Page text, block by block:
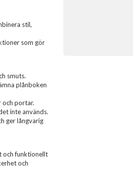
stil,
som gör
smuts.
plånboken
och portar.
inte används.
ger långvarig
och funktionellt
och